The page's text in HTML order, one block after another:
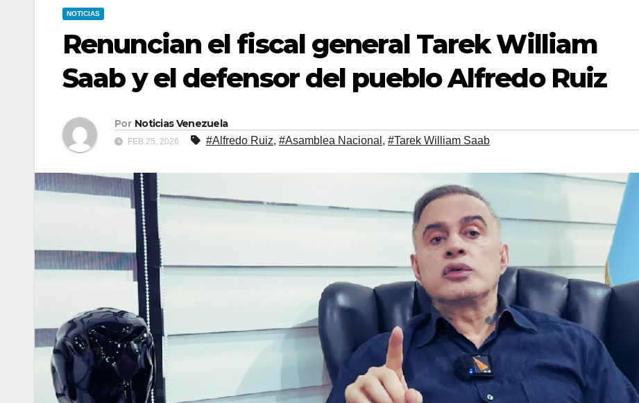
NOTICIAS
Renuncian el fiscal general Tarek William
Saab y el defensor del pueblo Alfredo Ruiz
Por Noticias Venezuela
FEB 25, 2026 #Alfredo Ruiz, #Asamblea Nacional , #Tarek William Saab